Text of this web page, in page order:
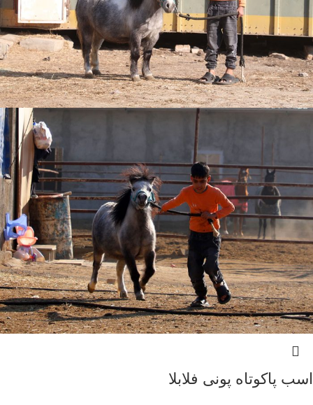
اسب پاکوتاه پونی فلابلا